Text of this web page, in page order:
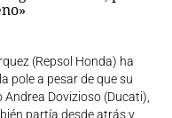
(Repsol Honda) ha
pole a pesar de que su
Dovizioso (Ducati),
partía desde atrás y